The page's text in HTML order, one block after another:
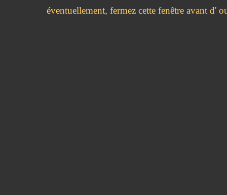
éventuellement, fermez cette fenêtre avant d'